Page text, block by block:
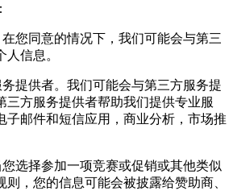
同意的情况下，我们可能会与第三
信息。
供者。我们可能会与第三方服务提
三方服务提供者帮助我们提供专业服
子邮件和短信应用，商业分析，市场推
择参加一项竞赛或促销或其他类似
，您的信息可能会被披露给赞助商、